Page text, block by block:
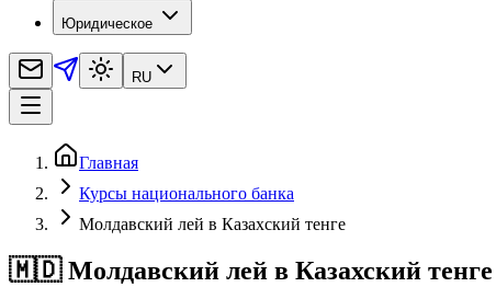
Юридическое
RU
Главная
Курсы национального банка
Молдавский лей в Казахский тенге
🇲🇩 Молдавский лей в Казахский тенге